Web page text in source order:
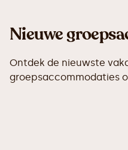
Nieuwe
Ontdek de nieuwste
groepsaccommodaties